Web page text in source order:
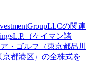
の関連
（ケイマン諸
・ゴルフ（東京都品川
京都港区）の全株式を